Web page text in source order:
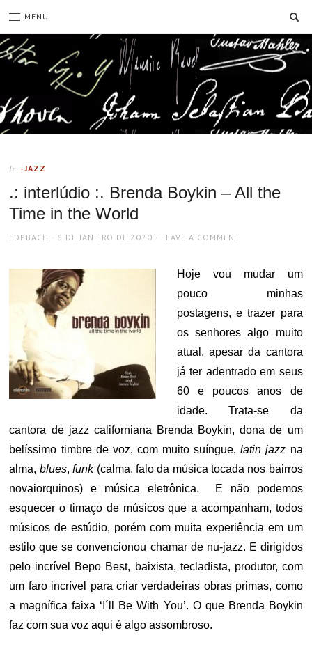
MENU
In -JAZZ
.: interlúdio :. Brenda Boykin – All the
Time in the World
AUTHOR
FDPBACH
POSTED
6 DE JANEIRO DE 2020 LEAVE A COMMENT
Hoje vou mudar um
pouco minhas
postagens, e trazer para
os senhores algo muito
atual, apesar da cantora
já ter adentrado em seus
60 e poucos anos de
idade. Trata-se da
cantora de jazz californiana Brenda Boykin, dona de um
belíssimo timbre de voz, com muito suíngue,latin jazz na
alma, blues, funk(calma, falo da música tocada nos bairros
novaiorquinos) e música eletrônica. E não podemos
esquecer o timaço de músicos que a acompanham, todos
músicos de estúdio, porém com muita experiência em um
estilo que se convencionou chamar de nu-jazz. E dirigidos
pelo incrível Bepo Best, baixista, tecladista, produtor, com
um faro incrível para criar verdadeiras obras primas, como
a magnífica faixa ‘I´ll Be With You’. O que Brenda Boykin
faz com sua voz aqui é algo assombroso.